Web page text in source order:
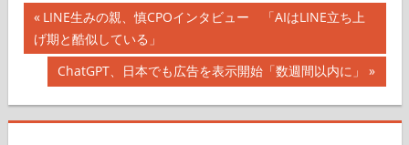
投
稿
ナ
ビ
前
の
記
LINE生みの親、慎CPOインタビュー 「AIはLINE立ち上
げ期と酷似している」
次
の
ChatGPT、日本でも広告を表示開始「数週間以内に」